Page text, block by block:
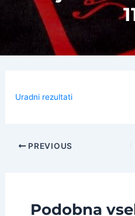
Uradni rezultati
PostPREVIOUS
Podobna